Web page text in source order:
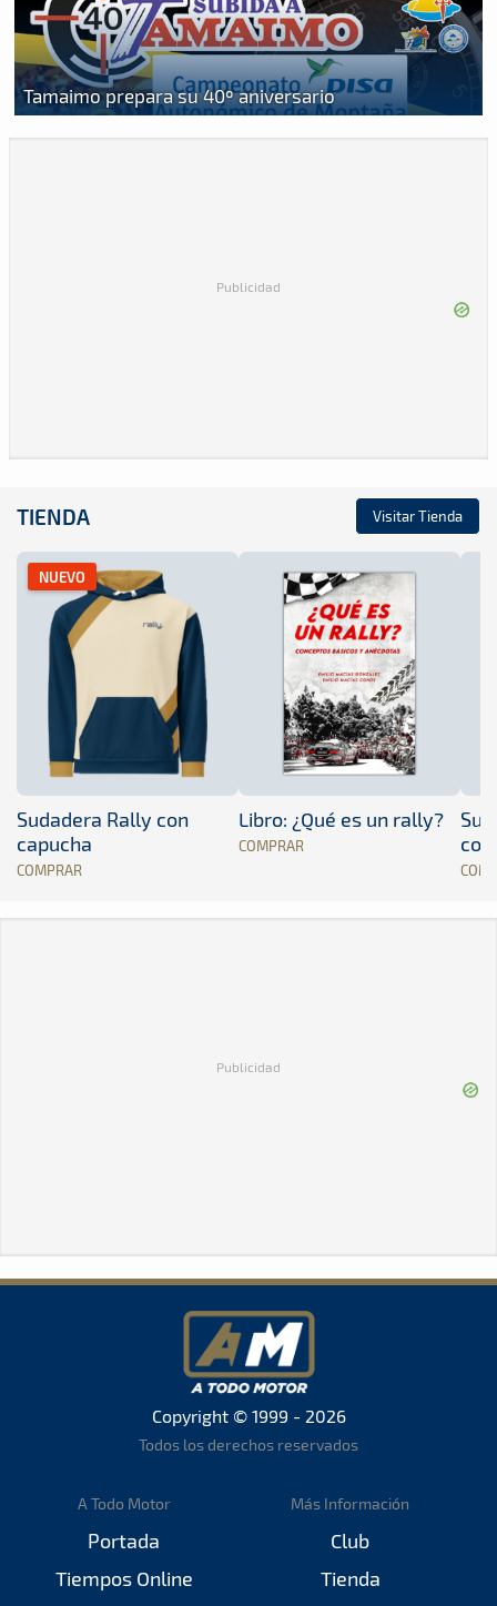
Tamaimo prepara su 40º aniversario
Publicidad
TIENDA Visitar Tienda
NUEVO
Sudadera Rally con
capucha
COMPRAR
Libro: ¿Qué es un rally?
COMPRAR
Publicidad
Copyright © 1999 - 2026
Todos los derechos reservados
A Todo Motor
Portada
Tiempos Online
Más Información
Club
Tienda